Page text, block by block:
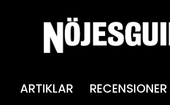
ARTIKLAR RECENSIONER